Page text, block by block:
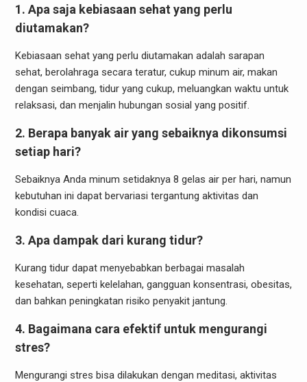
1. Apa saja kebiasaan sehat yang perlu
diutamakan?
Kebiasaan sehat yang perlu diutamakan adalah sarapan
sehat, berolahraga secara teratur, cukup minum air, makan
dengan seimbang, tidur yang cukup, meluangkan waktu untuk
relaksasi, dan menjalin hubungan sosial yang positif.
2. Berapa banyak air yang sebaiknya dikonsumsi
setiap hari?
Sebaiknya Anda minum setidaknya 8 gelas air per hari, namun
kebutuhan ini dapat bervariasi tergantung aktivitas dan
kondisi cuaca.
3. Apa dampak dari kurang tidur?
Kurang tidur dapat menyebabkan berbagai masalah
kesehatan, seperti kelelahan, gangguan konsentrasi, obesitas,
dan bahkan peningkatan risiko penyakit jantung.
4. Bagaimana cara efektif untuk mengurangi
stres?
Mengurangi stres bisa dilakukan dengan meditasi, aktivitas